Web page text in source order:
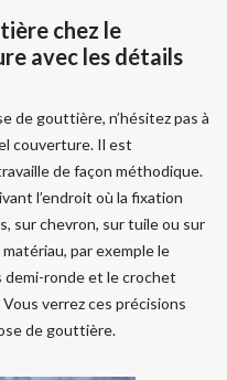
chez le
avec les détails
de gouttière, n’hésitez pas à
couverture. Il est
de façon méthodique.
l’endroit où la fixation
sur chevron, sur tuile ou sur
par exemple le
ronde et le crochet
verrez ces précisions
de gouttière.